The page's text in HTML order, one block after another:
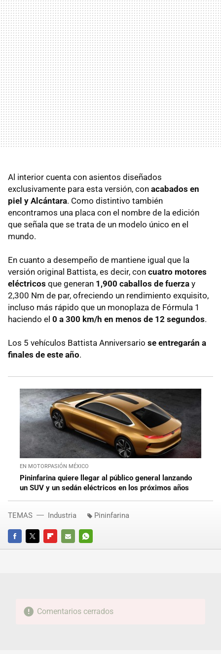
Al interior cuenta con asientos diseñados
exclusivamente para esta versión, con acabados en
piel y Alcántara. Como distintivo también
encontramos una placa con el nombre de la edición
que señala que se trata de un modelo único en el
mundo.
En cuanto a desempeño de mantiene igual que la
versión original Battista, es decir, con cuatro motores
eléctricos que generan 1,900 caballos de fuerza y
2,300 Nm de par, ofreciendo un rendimiento exquisito,
incluso más rápido que un monoplaza de Fórmula 1
haciendo el 0 a 300 km/h en menos de 12 segundos.
Los 5 vehículos Battista Anniversario se entregarán a
finales de este año.
EN MOTORPASIÓN MÉXICO
Pininfarina quiere llegar al público general lanzando
un SUV y un sedán eléctricos en los próximos años
FACEBOOKTWITTERFLIPBOARD
E-
WHATSAPP
TEMAS Industria Pininfarina
Comentarios cerrados